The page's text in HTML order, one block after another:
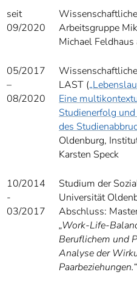
seit
09/2020
Arbeitsgruppe
Michael
05/2017
–
08/2020
LAST (
Eine
Studienerfolg
des
Oldenburg,
Karsten Speck
10/2014
-
03/2017
Studium der
Universität
Abschluss:
„Work-Life-
Beruflichem und
Analyse der
Paarbeziehungen.“